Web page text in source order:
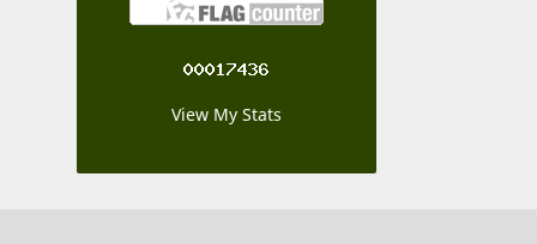
View My Stats